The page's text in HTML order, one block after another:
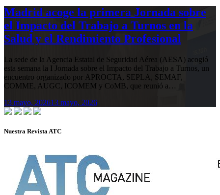
Madrid acoge la primera Jornada sobre
el Impacto del Trabajo a Turnos en la
Salud y el Rendimiento Profesional
La sede de la Agencia Estatal de Seguridad Aérea (AESA) acogió
esta semana la I Jornada sobre el Impacto del Trabajo a Turnos, un
encuentro organizado por APROCTA, SEPLA, SEMAF,
COMME, AUGC, ICOMEM y CoMB, que reunió a…
13 mayo, 202613 mayo, 2026
Nuestra Revista ATC